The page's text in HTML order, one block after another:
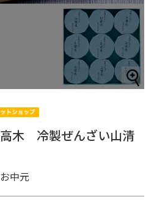
木 冷製ぜんざい山清
中元